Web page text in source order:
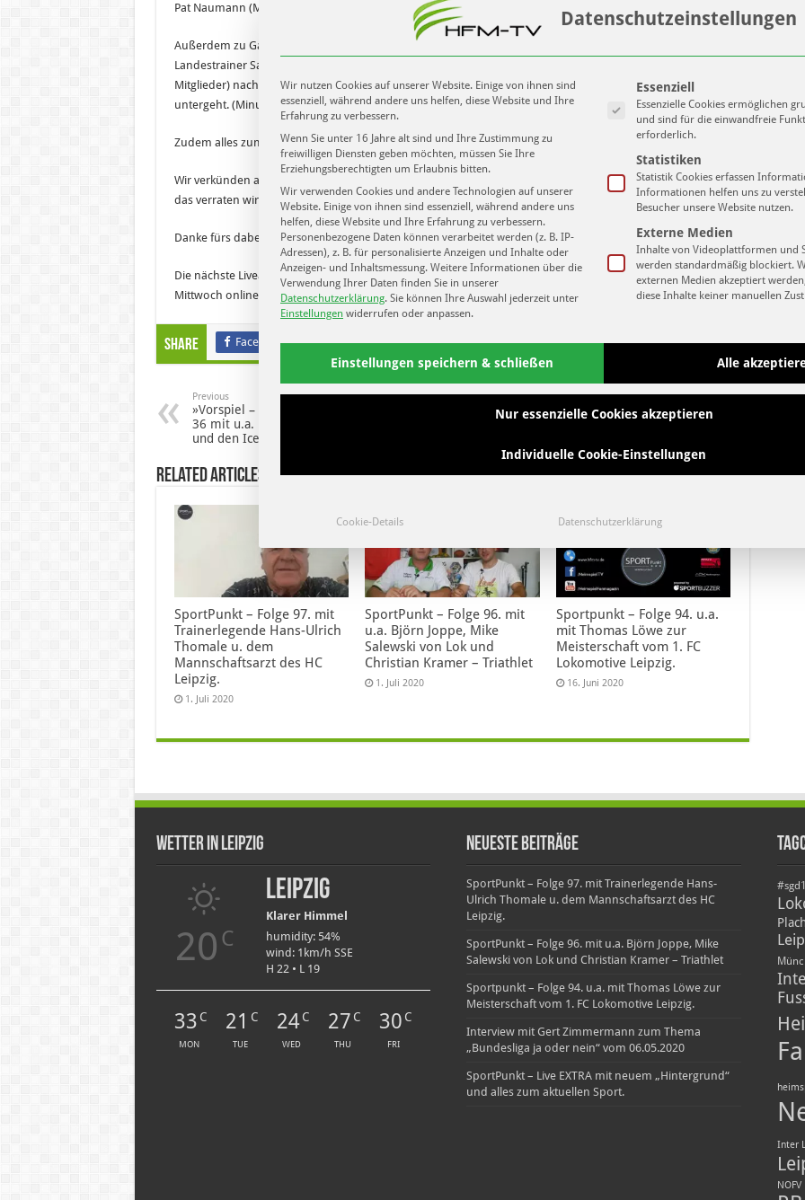
Embacher
Pat Naumann (Minute 20:40) der von seinem spannenden Alltag berichtet.
Außerdem zu Gast sind Mattias Macht von der Schwimm Family Leipzig und Frank Embacher der als
Landestrainer Sachsen der Schwimmgruppe Leipzig erzählt was bei der zweitgrößten Sportart (über 3000
Mitglieder) nach dem Fussball aktuell schief läuft und was getan wird damit das Schwimmen nicht
untergeht. (Minute 47:47)
Zudem alles zum Fußball, Handball, Basketball, Rugby, American Football, Floorball und vieles mehr..!
Wir verkünden auch was in eigener Sache: Ab jetzt haben wir einen neuen Namen: Aus Vorspiel wird: ….
das verraten wir in der Sendung und natürlich gibt es auch wieder was zu gewinnen!
Danke fürs dabei sein, liken, teilen und mitmachen
Die nächste Liveausgabe gibt es in gut einem Monat, die Wöchentlichen Ausgaben sind spätestens
Mittwoch online. Jede Woche neu!
Share Facebook Twitter
Previous
»Vorspiel – SportLokal«, Folge
36 mit u.a. DFB Pokal, Handball
und den Icefighters
Next
Vorspiel – SportLokal, Folge. 37
ab jetzt Sportpunkt…
Related Articles
SportPunkt – Folge 97. mit
Trainerlegende Hans-Ulrich
Thomale u. dem
Mannschaftsarzt des HC
Leipzig.
1. Juli 2020
SportPunkt – Folge 96. mit
u.a. Björn Joppe, Mike
Salewski von Lok und
Christian Kramer – Triathlet
1. Juli 2020
Sportpunkt – Folge 94. u.a.
mit Thomas Löwe zur
Meisterschaft vom 1. FC
Lokomotive Leipzig.
16. Juni 2020
Wetter in Leipzig
20 C
Leipzig
Klarer Himmel
humidity: 54%
wind: 1km/h SSE
H 22 • L 19
33 C
MON
21 C
TUE
24C
WED
27 C
THU
30 C
FRI
Neueste Beiträge
SportPunkt – Folge 97. mit Trainerlegende Hans-
Ulrich Thomale u. dem Mannschaftsarzt des HC
Leipzig.
SportPunkt – Folge 96. mit u.a. Björn Joppe, Mike
Salewski von Lok und Christian Kramer – Triathlet
Sportpunkt – Folge 94. u.a. mit Thomas Löwe zur
Meisterschaft vom 1. FC Lokomotive Leipzig.
Interview mit Gert Zimmermann zum Thema
„Bundesliga ja oder nein“ vom 06.05.2020
SportPunkt – Live EXTRA mit neuem „Hintergrund“
und alles zum aktuellen Sport.
Inter
NOFV
Datenschutzeinstellungen
Wir nutzen Cookies auf unserer Website. Einige von ihnen sind
essenziell, während andere uns helfen, diese Website und Ihre
Erfahrung zu verbessern.
Wenn Sie unter 16 Jahre alt sind und Ihre Zustimmung zu
freiwilligen Diensten geben möchten, müssen Sie Ihre
Erziehungsberechtigten um Erlaubnis bitten.
Wir verwenden Cookies und andere Technologien auf unserer
Website. Einige von ihnen sind essenziell, während andere uns
helfen, diese Website und Ihre Erfahrung zu verbessern.
Personenbezogene Daten können verarbeitet werden (z. B. IP-
Adressen), z. B. für personalisierte Anzeigen und Inhalte oder
Anzeigen- und Inhaltsmessung. Weitere Informationen über die
Verwendung Ihrer Daten finden Sie in unserer
Datenschutzerklärung. Sie können Ihre Auswahl jederzeit unter
Einstellungen widerrufen oder anpassen.
Es folgt eine Liste der Service-
Essenziell
Essenzielle Cookies ermöglichen
und sind für die einwandfreie
erforderlich.
Statistiken
Statistik Cookies erfassen
Informationen helfen uns zu
Besucher unsere Website nutzen.
Externe Medien
Inhalte von Videoplattformen und
werden standardmäßig blockiert.
externen Medien akzeptiert
diese Inhalte keiner manuellen
Einstellungen speichern & schließen Alle
Nur essenzielle Cookies akzeptieren
Individuelle Cookie-Einstellungen
Cookie-Details Datenschutzerklärung